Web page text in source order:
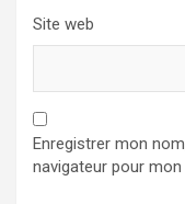
Site web
Enregistrer mon
navigateur pour